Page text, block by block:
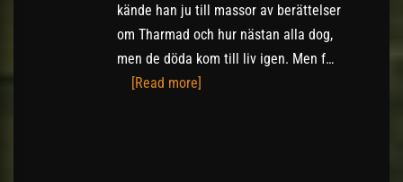
kände han ju till massor av berättelser
om Tharmad och hur nästan alla dog,
men de döda kom till liv igen. Men f…
[Read more]